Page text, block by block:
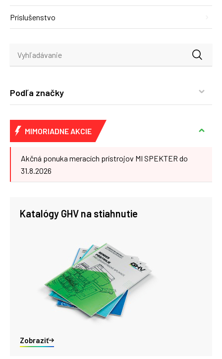
Príslušenstvo
Podľa značky
MIMORIADNE AKCIE
Akčná ponuka meracích prístrojov MI SPEKTER do
31.8.2026
Katalógy GHV na stiahnutie
Zobraziť